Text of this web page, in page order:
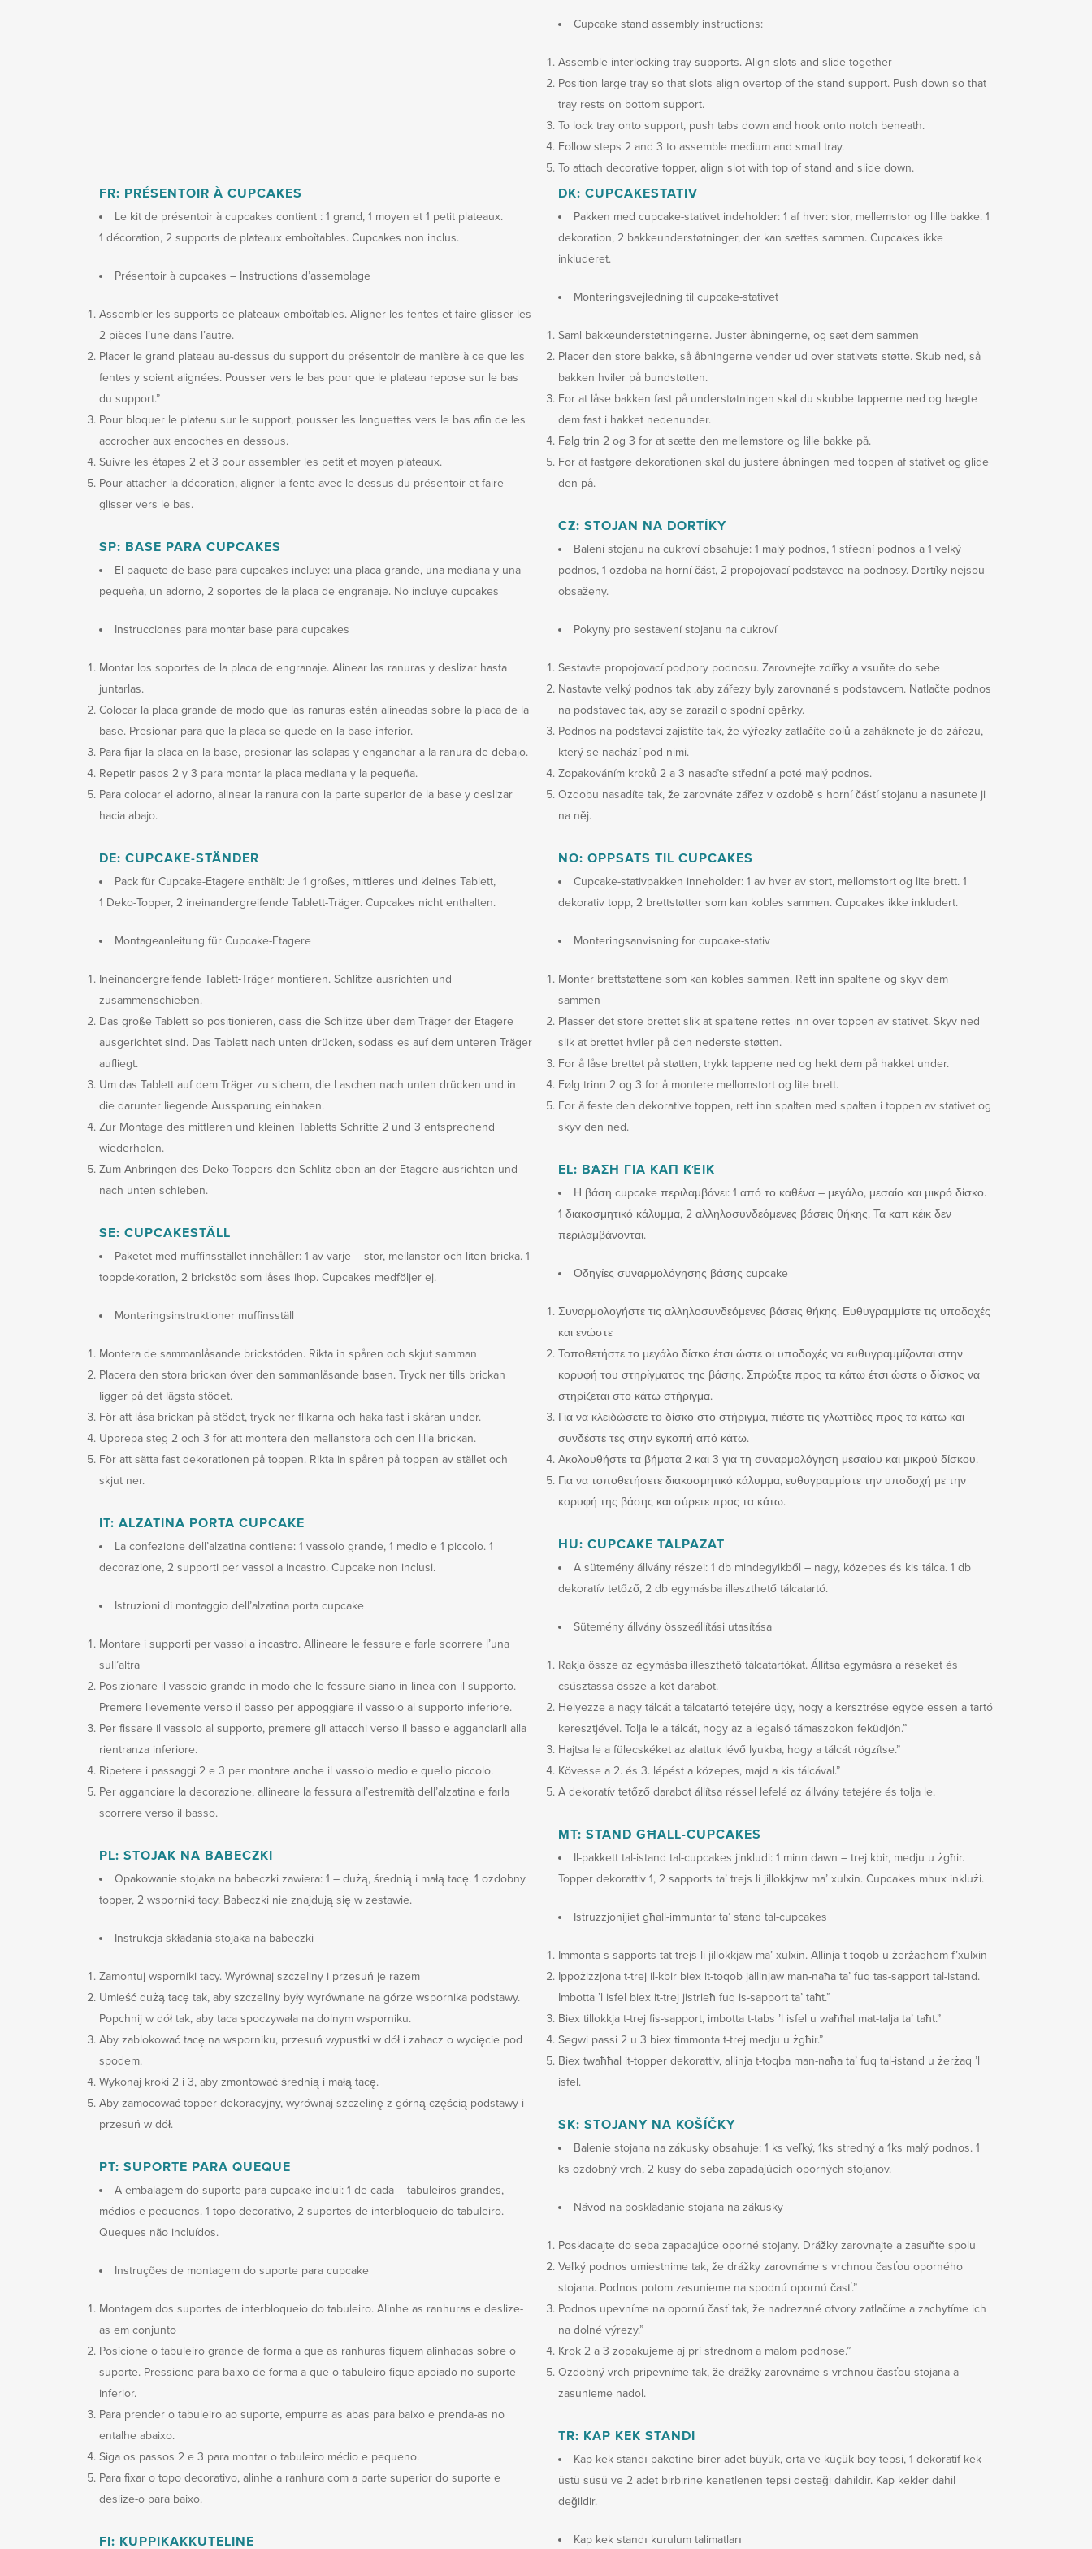
Cupcake stand assembly instructions:
Assemble interlocking tray supports. Align slots and slide together
Position large tray so that slots align overtop of the stand support. Push down so that
tray rests on bottom support.
To lock tray onto support, push tabs down and hook onto notch beneath.
Follow steps 2 and 3 to assemble medium and small tray.
To attach decorative topper, align slot with top of stand and slide down.
FR: PRÉSENTOIR À CUPCAKES
Le kit de présentoir à cupcakes contient : 1 grand, 1 moyen et 1 petit plateaux.
1 décoration, 2 supports de plateaux emboîtables. Cupcakes non inclus.
Présentoir à cupcakes – Instructions d’assemblage
Assembler les supports de plateaux emboîtables. Aligner les fentes et faire glisser les
2 pièces l’une dans l’autre.
Placer le grand plateau au-dessus du support du présentoir de manière à ce que les
fentes y soient alignées. Pousser vers le bas pour que le plateau repose sur le bas
du support.”
Pour bloquer le plateau sur le support, pousser les languettes vers le bas afin de les
accrocher aux encoches en dessous.
Suivre les étapes 2 et 3 pour assembler les petit et moyen plateaux.
Pour attacher la décoration, aligner la fente avec le dessus du présentoir et faire
glisser vers le bas.
SP: BASE PARA CUPCAKES
El paquete de base para cupcakes incluye: una placa grande, una mediana y una
pequeña, un adorno, 2 soportes de la placa de engranaje. No incluye cupcakes
Instrucciones para montar base para cupcakes
Montar los soportes de la placa de engranaje. Alinear las ranuras y deslizar hasta
juntarlas.
Colocar la placa grande de modo que las ranuras estén alineadas sobre la placa de la
base. Presionar para que la placa se quede en la base inferior.
Para fijar la placa en la base, presionar las solapas y enganchar a la ranura de debajo.
Repetir pasos 2 y 3 para montar la placa mediana y la pequeña.
Para colocar el adorno, alinear la ranura con la parte superior de la base y deslizar
hacia abajo.
DE: CUPCAKE-STÄNDER
Pack für Cupcake-Etagere enthält: Je 1 großes, mittleres und kleines Tablett,
1 Deko-Topper, 2 ineinandergreifende Tablett-Träger. Cupcakes nicht enthalten.
Montageanleitung für Cupcake-Etagere
Ineinandergreifende Tablett-Träger montieren. Schlitze ausrichten und
zusammenschieben.
Das große Tablett so positionieren, dass die Schlitze über dem Träger der Etagere
ausgerichtet sind. Das Tablett nach unten drücken, sodass es auf dem unteren Träger
aufliegt.
Um das Tablett auf dem Träger zu sichern, die Laschen nach unten drücken und in
die darunter liegende Aussparung einhaken.
Zur Montage des mittleren und kleinen Tabletts Schritte 2 und 3 entsprechend
wiederholen.
Zum Anbringen des Deko-Toppers den Schlitz oben an der Etagere ausrichten und
nach unten schieben.
SE: CUPCAKESTÄLL
Paketet med muffinsstället innehåller: 1 av varje – stor, mellanstor och liten bricka. 1
toppdekoration, 2 brickstöd som låses ihop. Cupcakes medföljer ej.
Monteringsinstruktioner muffinsställ
Montera de sammanlåsande brickstöden. Rikta in spåren och skjut samman
Placera den stora brickan över den sammanlåsande basen. Tryck ner tills brickan
ligger på det lägsta stödet.
För att låsa brickan på stödet, tryck ner flikarna och haka fast i skåran under.
Upprepa steg 2 och 3 för att montera den mellanstora och den lilla brickan.
För att sätta fast dekorationen på toppen. Rikta in spåren på toppen av stället och
skjut ner.
IT: ALZATINA PORTA CUPCAKE
La confezione dell’alzatina contiene: 1 vassoio grande, 1 medio e 1 piccolo. 1
decorazione, 2 supporti per vassoi a incastro. Cupcake non inclusi.
Istruzioni di montaggio dell’alzatina porta cupcake
Montare i supporti per vassoi a incastro. Allineare le fessure e farle scorrere l’una
sull’altra
Posizionare il vassoio grande in modo che le fessure siano in linea con il supporto.
Premere lievemente verso il basso per appoggiare il vassoio al supporto inferiore.
Per fissare il vassoio al supporto, premere gli attacchi verso il basso e agganciarli alla
rientranza inferiore.
Ripetere i passaggi 2 e 3 per montare anche il vassoio medio e quello piccolo.
Per agganciare la decorazione, allineare la fessura all’estremità dell’alzatina e farla
scorrere verso il basso.
PL: STOJAK NA BABECZKI
Opakowanie stojaka na babeczki zawiera: 1 – dużą, średnią i małą tacę. 1 ozdobny
topper, 2 wsporniki tacy. Babeczki nie znajdują się w zestawie.
Instrukcja składania stojaka na babeczki
Zamontuj wsporniki tacy. Wyrównaj szczeliny i przesuń je razem
Umieść dużą tacę tak, aby szczeliny były wyrównane na górze wspornika podstawy.
Popchnij w dół tak, aby taca spoczywała na dolnym wsporniku.
Aby zablokować tacę na wsporniku, przesuń wypustki w dół i zahacz o wycięcie pod
spodem.
Wykonaj kroki 2 i 3, aby zmontować średnią i małą tacę.
Aby zamocować topper dekoracyjny, wyrównaj szczelinę z górną częścią podstawy i
przesuń w dół.
PT: SUPORTE PARA QUEQUE
A embalagem do suporte para cupcake inclui: 1 de cada – tabuleiros grandes,
médios e pequenos. 1 topo decorativo, 2 suportes de interbloqueio do tabuleiro.
Queques não incluídos.
Instruções de montagem do suporte para cupcake
Montagem dos suportes de interbloqueio do tabuleiro. Alinhe as ranhuras e deslize-
as em conjunto
Posicione o tabuleiro grande de forma a que as ranhuras fiquem alinhadas sobre o
suporte. Pressione para baixo de forma a que o tabuleiro fique apoiado no suporte
inferior.
Para prender o tabuleiro ao suporte, empurre as abas para baixo e prenda-as no
entalhe abaixo.
Siga os passos 2 e 3 para montar o tabuleiro médio e pequeno.
Para fixar o topo decorativo, alinhe a ranhura com a parte superior do suporte e
deslize-o para baixo.
FI: KUPPIKAKKUTELINE
DK: CUPCAKESTATIV
Pakken med cupcake-stativet indeholder: 1 af hver: stor, mellemstor og lille bakke. 1
dekoration, 2 bakkeunderstøtninger, der kan sættes sammen. Cupcakes ikke
inkluderet.
Monteringsvejledning til cupcake-stativet
Saml bakkeunderstøtningerne. Juster åbningerne, og sæt dem sammen
Placer den store bakke, så åbningerne vender ud over stativets støtte. Skub ned, så
bakken hviler på bundstøtten.
For at låse bakken fast på understøtningen skal du skubbe tapperne ned og hægte
dem fast i hakket nedenunder.
Følg trin 2 og 3 for at sætte den mellemstore og lille bakke på.
For at fastgøre dekorationen skal du justere åbningen med toppen af stativet og glide
den på.
CZ: STOJAN NA DORTÍKY
Balení stojanu na cukroví obsahuje: 1 malý podnos, 1 střední podnos a 1 velký
podnos, 1 ozdoba na horní část, 2 propojovací podstavce na podnosy. Dortíky nejsou
obsaženy.
Pokyny pro sestavení stojanu na cukroví
Sestavte propojovací podpory podnosu. Zarovnejte zdířky a vsuňte do sebe
Nastavte velký podnos tak ,aby zářezy byly zarovnané s podstavcem. Natlačte podnos
na podstavec tak, aby se zarazil o spodní opěrky.
Podnos na podstavci zajistíte tak, že výřezky zatlačíte dolů a zaháknete je do zářezu,
který se nachází pod nimi.
Zopakováním kroků 2 a 3 nasaďte střední a poté malý podnos.
Ozdobu nasadíte tak, že zarovnáte zářez v ozdobě s horní částí stojanu a nasunete ji
na něj.
NO: OPPSATS TIL CUPCAKES
Cupcake-stativpakken inneholder: 1 av hver av stort, mellomstort og lite brett. 1
dekorativ topp, 2 brettstøtter som kan kobles sammen. Cupcakes ikke inkludert.
Monteringsanvisning for cupcake-stativ
Monter brettstøttene som kan kobles sammen. Rett inn spaltene og skyv dem
sammen
Plasser det store brettet slik at spaltene rettes inn over toppen av stativet. Skyv ned
slik at brettet hviler på den nederste støtten.
For å låse brettet på støtten, trykk tappene ned og hekt dem på hakket under.
Følg trinn 2 og 3 for å montere mellomstort og lite brett.
For å feste den dekorative toppen, rett inn spalten med spalten i toppen av stativet og
skyv den ned.
EL: ΒΆΣΗ ΓΙΑ ΚΑΠ ΚΈΙΚ
Η βάση cupcake περιλαμβάνει: 1 από το καθένα – μεγάλο, μεσαίο και μικρό δίσκο.
1 διακοσμητικό κάλυμμα, 2 αλληλοσυνδεόμενες βάσεις θήκης. Τα καπ κέικ δεν
περιλαμβάνονται.
Οδηγίες συναρμολόγησης βάσης cupcake
Συναρμολογήστε τις αλληλοσυνδεόμενες βάσεις θήκης. Ευθυγραμμίστε τις υποδοχές
και ενώστε
Τοποθετήστε το μεγάλο δίσκο έτσι ώστε οι υποδοχές να ευθυγραμμίζονται στην
κορυφή του στηρίγματος της βάσης. Σπρώξτε προς τα κάτω έτσι ώστε ο δίσκος να
στηρίζεται στο κάτω στήριγμα.
Για να κλειδώσετε το δίσκο στο στήριγμα, πιέστε τις γλωττίδες προς τα κάτω και
συνδέστε τες στην εγκοπή από κάτω.
Ακολουθήστε τα βήματα 2 και 3 για τη συναρμολόγηση μεσαίου και μικρού δίσκου.
Για να τοποθετήσετε διακοσμητικό κάλυμμα, ευθυγραμμίστε την υποδοχή με την
κορυφή της βάσης και σύρετε προς τα κάτω.
HU: CUPCAKE TALPAZAT
A sütemény állvány részei: 1 db mindegyikből – nagy, közepes és kis tálca. 1 db
dekoratív tetőző, 2 db egymásba illeszthető tálcatartó.
Sütemény állvány összeállítási utasítása
Rakja össze az egymásba illeszthető tálcatartókat. Állítsa egymásra a réseket és
csúsztassa össze a két darabot.
Helyezze a nagy tálcát a tálcatartó tetejére úgy, hogy a kersztrése egybe essen a tartó
keresztjével. Tolja le a tálcát, hogy az a legalsó támaszokon feküdjön.”
Hajtsa le a fülecskéket az alattuk lévő lyukba, hogy a tálcát rögzítse.”
Kövesse a 2. és 3. lépést a közepes, majd a kis tálcával.”
A dekoratív tetőző darabot állítsa réssel lefelé az állvány tetejére és tolja le.
MT: STAND GĦALL-CUPCAKES
Il-pakkett tal-istand tal-cupcakes jinkludi: 1 minn dawn – trej kbir, medju u żgħir.
Topper dekorattiv 1, 2 sapports ta’ trejs li jillokkjaw ma’ xulxin. Cupcakes mhux inklużi.
Istruzzjonijiet għall-immuntar ta’ stand tal-cupcakes
Immonta s-sapports tat-trejs li jillokkjaw ma’ xulxin. Allinja t-toqob u żerżaqhom f’xulxin
Ippożizzjona t-trej il-kbir biex it-toqob jallinjaw man-naħa ta’ fuq tas-sapport tal-istand.
Imbotta ’l isfel biex it-trej jistrieħ fuq is-sapport ta’ taħt.”
Biex tillokkja t-trej fis-sapport, imbotta t-tabs ’l isfel u waħħal mat-talja ta’ taħt.”
Segwi passi 2 u 3 biex timmonta t-trej medju u żgħir.”
Biex twaħħal it-topper dekorattiv, allinja t-toqba man-naħa ta’ fuq tal-istand u żerżaq ’l
isfel.
SK: STOJANY NA KOŠÍČKY
Balenie stojana na zákusky obsahuje: 1 ks veľký, 1ks stredný a 1ks malý podnos. 1
ks ozdobný vrch, 2 kusy do seba zapadajúcich oporných stojanov.
Návod na poskladanie stojana na zákusky
Poskladajte do seba zapadajúce oporné stojany. Drážky zarovnajte a zasuňte spolu
Veľký podnos umiestnime tak, že drážky zarovnáme s vrchnou časťou oporného
stojana. Podnos potom zasunieme na spodnú opornú časť.”
Podnos upevníme na opornú časť tak, že nadrezané otvory zatlačíme a zachytíme ich
na dolné výrezy.”
Krok 2 a 3 zopakujeme aj pri strednom a malom podnose.”
Ozdobný vrch pripevníme tak, že drážky zarovnáme s vrchnou časťou stojana a
zasunieme nadol.
TR: KAP KEK STANDI
Kap kek standı paketine birer adet büyük, orta ve küçük boy tepsi, 1 dekoratif kek
üstü süsü ve 2 adet birbirine kenetlenen tepsi desteği dahildir. Kap kekler dahil
değildir.
Kap kek standı kurulum talimatları